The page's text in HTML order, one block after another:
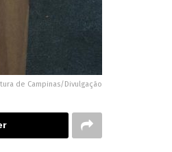
de Campinas/Divulgação